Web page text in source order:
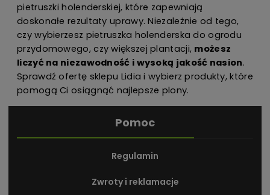
pietruszki holenderskiej, które zapewniają
doskonałe rezultaty uprawy. Niezależnie od tego,
czy wybierzesz pietruszka holenderska do ogrodu
przydomowego, czy większej plantacji, możesz
liczyć na niezawodność i wysoką jakość nasion.
Sprawdź ofertę sklepu Lidia i wybierz produkty, które
pomogą Ci osiągnąć najlepsze plony.
Pomoc
Regulamin
Zwroty i reklamacje